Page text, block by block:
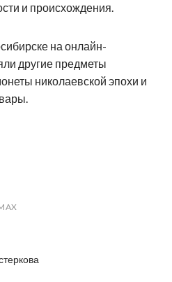
и происхождения.
на онлайн-
другие предметы
николаевской эпохи и